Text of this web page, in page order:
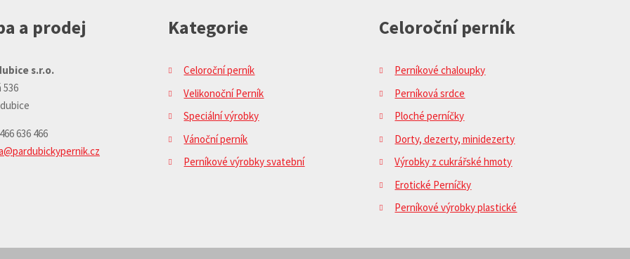
a prodej
s.r.o.
536
636 466
Kategorie
Celoroční perník
Velikonoční Perník
Speciální výrobky
Vánoční perník
Perníkové výrobky svatební
Celoroční perník
Perníkové chaloupky
Perníková srdce
Ploché perníčky
Dorty, dezerty, minidezerty
Výrobky z cukrářské hmoty
Erotické Perníčky
Perníkové výrobky plastické